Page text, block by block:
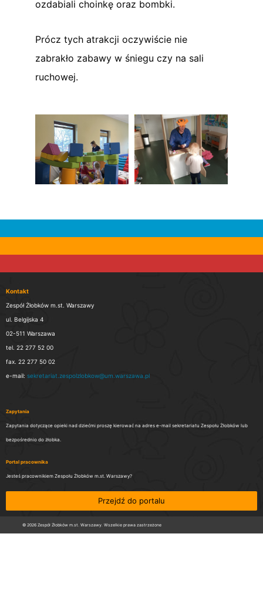
ozdabiali choinkę oraz bombki.
Prócz tych atrakcji oczywiście nie
zabrakło zabawy w śniegu czy na sali
ruchowej.
Kontakt
Zespół Żłobków m.st. Warszawy
ul. Belgijska 4
02-511 Warszawa
tel. 22 277 52 00
fax. 22 277 50 02
e-mail: sekretariat.zespolzlobkow@um.warszawa.pl
Zapytania
Zapytania dotyczące opieki nad dziećmi proszę kierować na adres e-mail sekretariatu Zespołu Żłobków lub
bezpośrednio do żłobka.
Portal pracownika
Jesteś pracownikiem Zespołu Żłobków m.st. Warszawy?
Przejdź do portalu
© 2026 Zespół Żłobków m.st. Warszawy. Wszelkie prawa zastrzeżone